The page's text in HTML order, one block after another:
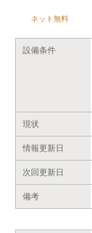
ネット無料
設備条件
現状
情報更新日
次回更新日
備考